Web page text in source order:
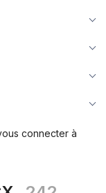
***
***
***
***
connecter à